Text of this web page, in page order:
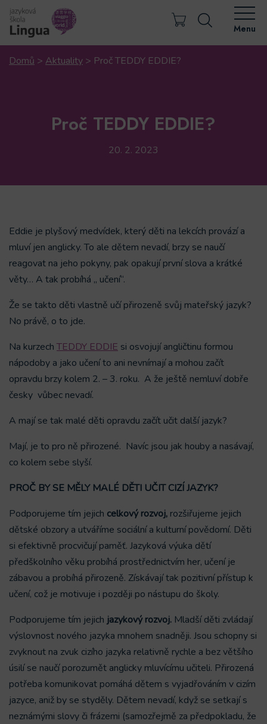
Menu
Domů > Aktuality > Proč TEDDY EDDIE?
Proč TEDDY EDDIE?
20. 2. 2023
Eddie je plyšový medvídek, který děti na lekcích provází a
mluví jen anglicky. To ale dětem nevadí, brzy se naučí
reagovat na jeho pokyny, pak opakují první slova a krátké
věty… A tak probíhá „ učení“.
Že se takto děti vlastně učí přirozeně svůj mateřský jazyk?
No právě, o to jde.
Na kurzech TEDDY EDDIE si osvojují angličtinu formou
nápodoby a jako učení to ani nevnímají a mohou začít
opravdu brzy kolem 2. – 3. roku. A že ještě nemluví dobře
česky vůbec nevadí.
A mají se tak malé děti opravdu začít učit další jazyk?
Mají, je to pro ně přirozené. Navíc jsou jak houby a nasávají,
co kolem sebe slyší.
PROČ BY SE MĚLY MALÉ DĚTI UČIT CIZÍ JAZYK?
Podporujeme tím jejich celkový rozvoj, rozšiřujeme jejich
dětské obzory a utváříme sociální a kulturní povědomí. Děti
si efektivně procvičují paměť. Jazyková výuka dětí
předškolního věku probíhá prostřednictvím her, učení je
zábavou a probíhá přirozeně. Získávají tak pozitivní přístup k
učení, což je motivuje i později po nástupu do školy.
Podporujeme tím jejich jazykový rozvoj. Mladší děti zvládají
výslovnost nového jazyka mnohem snadněji. Jsou schopny si
zvyknout na zvuk cizího jazyka relativně rychle a bez většího
úsilí se naučí porozumět anglicky mluvícímu učiteli. Přirozená
potřeba komunikovat pomáhá dětem s vyjadřováním v cizím
jazyce, aniž by se styděly. Dětem nevadí, když se setkají s
neznámými slovy či frázemi (samozřejmě za předpokladu, že